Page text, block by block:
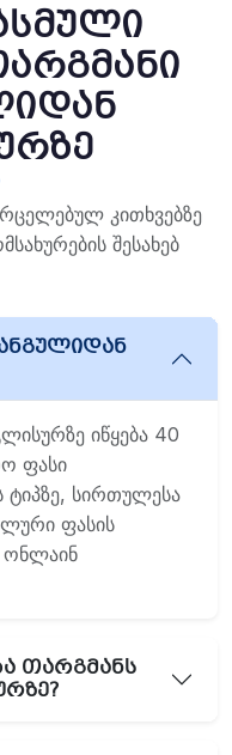
კითხვებზე
შესახებ
იწყება 40
ფასი
ტიპზე, სირთულესა
ფასის
ონლაინ
თარგმანს